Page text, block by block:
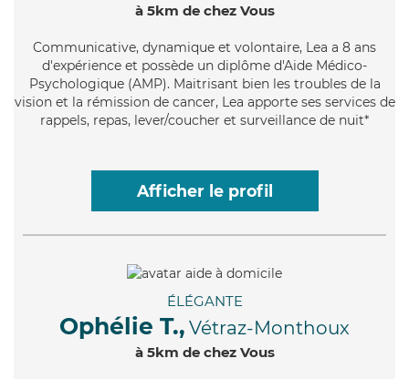
à 5km de chez Vous
Communicative, dynamique et volontaire, Lea a 8 ans
d'expérience et possède un diplôme d'Aide Médico-
Psychologique (AMP). Maitrisant bien les troubles de la
vision et la rémission de cancer, Lea apporte ses services de
rappels, repas, lever/coucher et surveillance de nuit*
Afficher le profil
ÉLÉGANTE
Ophélie T., Vétraz-Monthoux
à 5km de chez Vous